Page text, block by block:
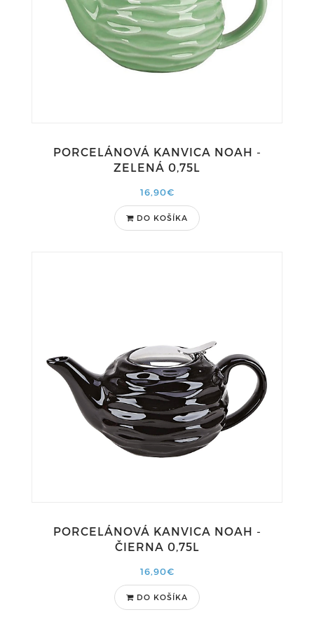
PORCELÁNOVÁ KANVICA NOAH -
ZELENÁ 0,75L
16,90€
DO KOŠÍKA
PORCELÁNOVÁ KANVICA NOAH -
ČIERNA 0,75L
16,90€
DO KOŠÍKA